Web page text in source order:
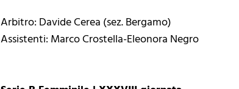
Arbitro: Davide Cerea (sez. Bergamo)
Assistenti: Marco Crostella-Eleonora Negro